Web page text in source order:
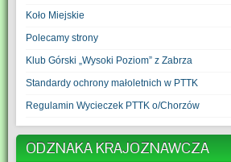
Koło Miejskie
Polecamy strony
Klub Górski „Wysoki Poziom” z Zabrza
Standardy ochrony małoletnich w PTTK
Regulamin Wycieczek PTTK o/Chorzów
ODZNAKA KRAJOZNAWCZA